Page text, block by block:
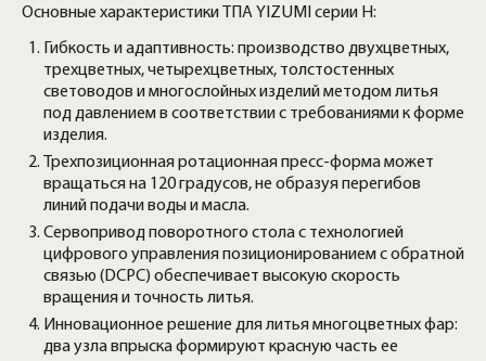
Основные характеристики ТПА YIZUMI серии H:
Гибкость и адаптивность: производство двухцветных,
трехцветных, четырехцветных, толстостенных
световодов и многослойных изделий методом литья
под давлением в соответствии с требованиями к форме
изделия.
Трехпозиционная ротационная пресс-форма может
вращаться на 120 градусов, не образуя перегибов
линий подачи воды и масла.
Сервопривод поворотного стола с технологией
цифрового управления позиционированием с обратной
связью (DCPC) обеспечивает высокую скорость
вращения и точность литья.
Инновационное решение для литья многоцветных фар:
два узла впрыска формируют красную часть ее